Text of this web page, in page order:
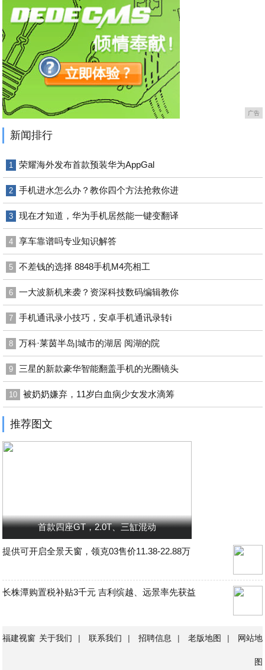
广告
新闻排行
1 荣耀海外发布首款预装华为AppGal
2 手机进水怎么办？教你四个方法抢救你进
3 现在才知道，华为手机居然能一键变翻译
4 享车靠谱吗专业知识解答
5 不差钱的选择 8848手机M4亮相工
6 一大波新机来袭？资深科技数码编辑教你
7 手机通讯录小技巧，安卓手机通讯录转i
8 万科·莱茵半岛|城市的湖居 阅湖的院
9 三星的新款豪华智能翻盖手机的光圈镜头
10 被奶奶嫌弃，11岁白血病少女发水滴筹
推荐图文
首款四座GT，2.0T、三缸混动
提供可开启全景天窗，领克03售价11.38-22.88万
长株潭购置税补贴3千元 吉利缤越、远景率先获益
福建视窗 关于我们 | 联系我们 | 招聘信息 | 老版地图 | 网站地
图